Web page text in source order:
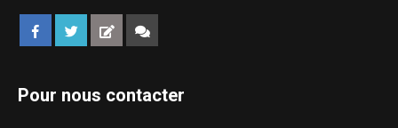
Pour nous contacter